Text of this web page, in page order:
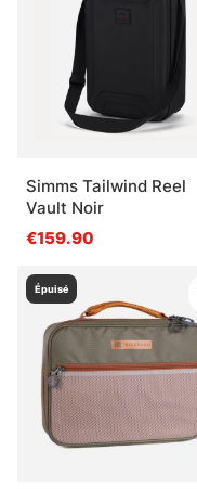
Simms Tailwind Reel
Vault Noir
€159.90
Épuisé